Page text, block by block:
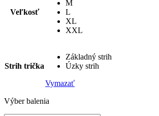
Veľkosť
M
L
XL
XXL
Strih trička
Základný strih
Úzky strih
Vymazať
Výber balenia